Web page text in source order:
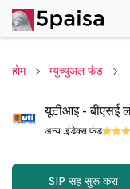
होम म्युच्युअल फंड
यूटीआइ - बीएसई
अन्य .इंडेक्स फंड
SIP सह सुरू करा